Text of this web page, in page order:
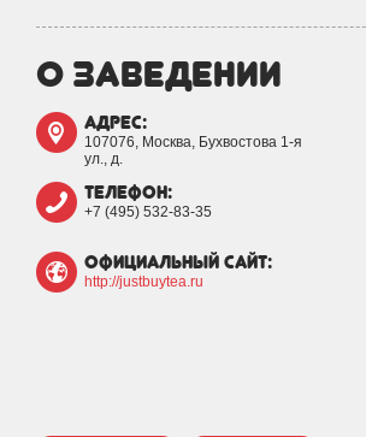
о заведении
адрес:
107076, Москва, Бухвостова 1-я
ул., д.
телефон:
+7 (495) 532-83-35
официальный сайт:
http://justbuytea.ru